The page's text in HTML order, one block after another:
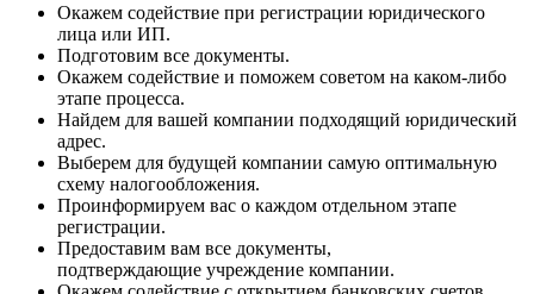
Окажем содействие при регистрации юридического
лица или ИП.
Подготовим все документы.
Окажем содействие и поможем советом на каком-либо
этапе процесса.
Найдем для вашей компании подходящий юридический
адрес.
Выберем для будущей компании самую оптимальную
схему налогообложения.
Проинформируем вас о каждом отдельном этапе
регистрации.
Предоставим вам все документы,
подтверждающие учреждение компании.